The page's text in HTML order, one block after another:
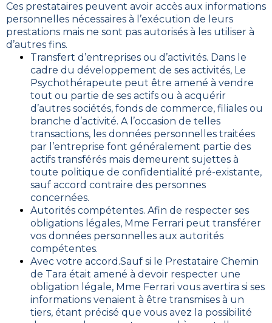
Ces prestataires peuvent avoir accès aux informations
personnelles nécessaires à l’exécution de leurs
prestations mais ne sont pas autorisés à les utiliser à
d’autres fins.
Transfert d’entreprises ou d’activités. Dans le
cadre du développement de ses activités, Le
Psychothérapeute peut être amené à vendre
tout ou partie de ses actifs ou à acquérir
d’autres sociétés, fonds de commerce, filiales ou
branche d’activité. A l’occasion de telles
transactions, les données personnelles traitées
par l’entreprise font généralement partie des
actifs transférés mais demeurent sujettes à
toute politique de confidentialité pré-existante,
sauf accord contraire des personnes
concernées.
Autorités compétentes. Afin de respecter ses
obligations légales, Mme Ferrari peut transférer
vos données personnelles aux autorités
compétentes.
Avec votre accord.Sauf si le Prestataire Chemin
de Tara était amené à devoir respecter une
obligation légale, Mme Ferrari vous avertira si ses
informations venaient à être transmises à un
tiers, étant précisé que vous avez la possibilité